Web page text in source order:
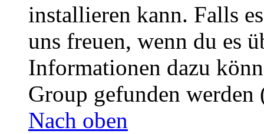
installieren kann. Falls
uns freuen, wenn du es
Informationen dazu
Group gefunden
Nach oben